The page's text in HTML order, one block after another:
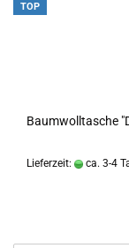
TOP
Baumwolltasche
Lieferzeit: ca. 3-4